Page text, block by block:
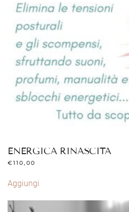
ENERGICA RINASCITA
€110,00
Aggiungi